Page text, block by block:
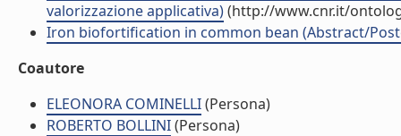
valorizzazione applicativa)(http://www.cnr.it/
Iron biofortification in common bean (Abstract/
Coautore
ELEONORA COMINELLI(Persona)
ROBERTO BOLLINI(Persona)